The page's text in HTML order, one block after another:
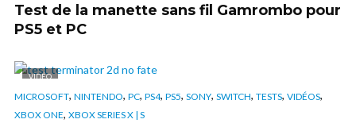
Test de la manette sans fil Gamrombo pour
PS5 et PC
VIDÉO
MICROSOFT, NINTENDO, PC, PS4, PS5, SONY, SWITCH, TESTS, VIDÉOS,
XBOX ONE, XBOX SERIES X | S